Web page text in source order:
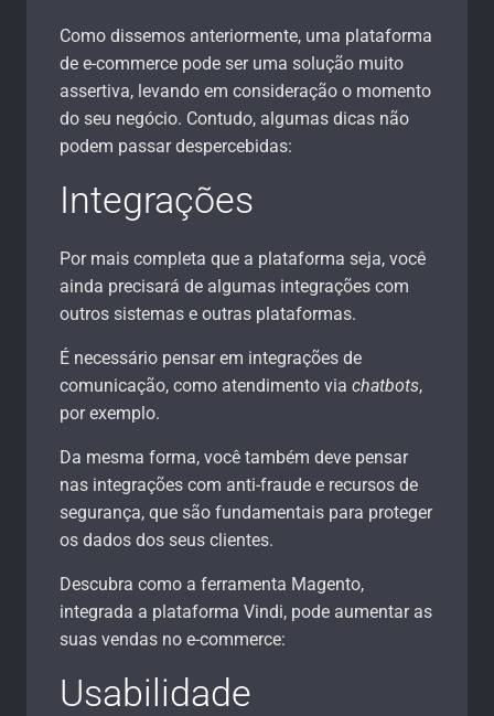
Como dissemos anteriormente, uma plataforma
de e-commerce pode ser uma solução muito
assertiva, levando em consideração o momento
do seu negócio. Contudo, algumas dicas não
podem passar despercebidas:
Integrações
Por mais completa que a plataforma seja, você
ainda precisará de algumas integrações com
outros sistemas e outras plataformas.
É necessário pensar em integrações de
comunicação, como atendimento via chatbots,
por exemplo.
Da mesma forma, você também deve pensar
nas integrações com anti-fraude e recursos de
segurança, que são fundamentais para proteger
os dados dos seus clientes.
Descubra como a ferramenta Magento,
integrada a plataforma Vindi, pode aumentar as
suas vendas no e-commerce:
Usabilidade